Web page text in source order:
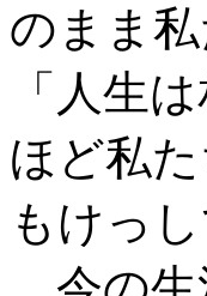
のまま
「人生
ほど私
もけっ